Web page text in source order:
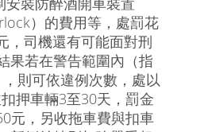
）的費用等，處罰花
，司機還有可能面對刑
果若在警告範圍內（指
則可依違例次數，處以
押車輛3至30天，罰金
元，另收拖車費與扣車